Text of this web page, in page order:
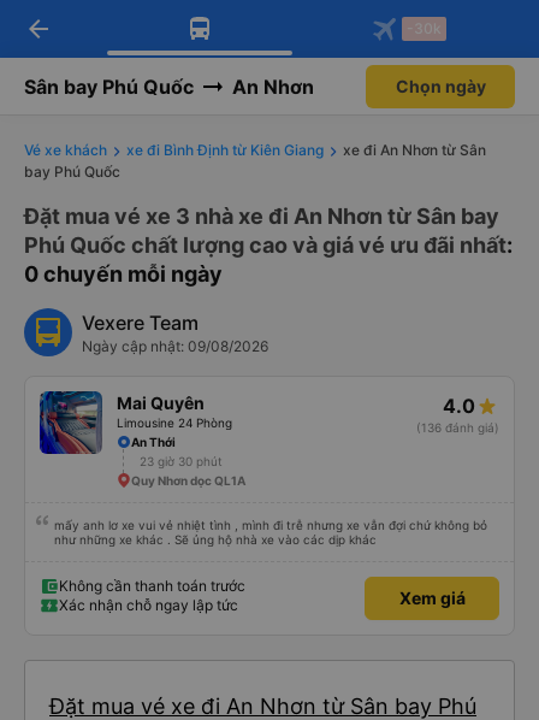
Tải app Vexere ngay!
Nhận ưu đãi thành viên độc
Mở app
Tải app Vexere
-30k/ghế khi đặt vé máy bay qua
Mở app
arrow_back -30k
Sân bay Phú Quốc An Nhơn Chọn ngày
Vé xe khách xe đi Bình Định từ Kiên Giang
xe đi An Nhơn từ Sân
bay Phú Quốc
Đặt mua vé xe 3 nhà xe đi An Nhơn từ Sân bay
Phú Quốc chất lượng cao và giá vé ưu đãi nhất:
0 chuyến mỗi ngày
Vexere Team
Ngày cập nhật: 09/08/2026
Mai Quyên
Limousine 24 Phòng
4.0
(136 đánh giá)
An Thới
23 giờ 30 phút
Quy Nhơn dọc QL1A
mấy anh lơ xe vui vẻ nhiệt tình , mình đi trễ nhưng xe vẫn đợi chứ không bỏ
như những xe khác . Sẽ ủng hộ nhà xe vào các dịp khác
Không cần thanh toán trước
Xác nhận chỗ ngay lập tức
Xem giá
Đặt mua vé xe đi An Nhơn từ Sân bay Phú